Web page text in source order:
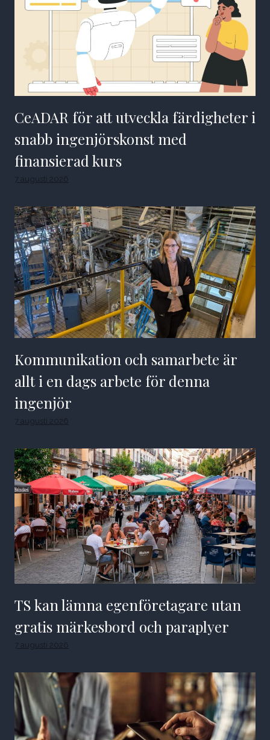
CeADAR för att utveckla färdigheter i
snabb ingenjörskonst med
finansierad kurs
7 augusti 2026
Kommunikation och samarbete är
allt i en dags arbete för denna
ingenjör
7 augusti 2026
TS kan lämna egenföretagare utan
gratis märkesbord och paraplyer
7 augusti 2026